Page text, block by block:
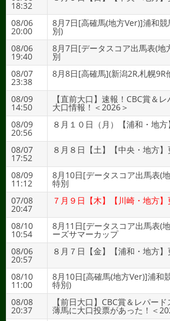
18:32
08/06
20:00
8月7日[高確馬(地方Ver)]浦和競
別)
08/06
19:40
8月7日[データスコア出馬表(地
別
08/07
23:38
8月8日[高確馬](新潟2R,札幌9R
08/09
14:50
【直前大口】速報！CBC賞＆
大口情報！＜2026＞
08/09
20:56
８月１０日（月）【浦和・地
08/07
17:52
８月８日【土】【中央・地方
08/09
11:12
8月10日[データスコア出馬表(
特別
07/08
20:47
７月９日【木】【川崎・地方
08/10
10:54
8月11日[データスコア出馬表(
ーズサマーカップ
08/06
20:57
８月７日【金】【浦和・地方
08/10
11:00
8月10日[高確馬(地方Ver)]浦和
特別)
08/08
20:37
【前日大口】CBC賞＆レパー
薄馬に大口投票があった！＜